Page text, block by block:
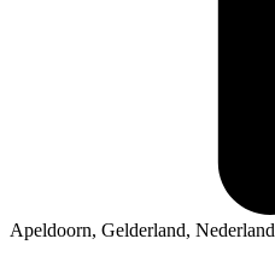
Apeldoorn, Gelderland, Nederland